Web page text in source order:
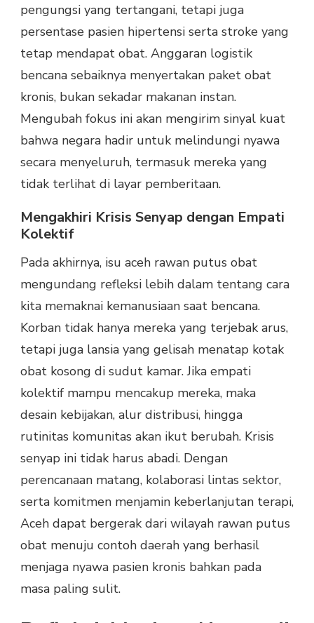
pengungsi yang tertangani, tetapi juga
persentase pasien hipertensi serta stroke yang
tetap mendapat obat. Anggaran logistik
bencana sebaiknya menyertakan paket obat
kronis, bukan sekadar makanan instan.
Mengubah fokus ini akan mengirim sinyal kuat
bahwa negara hadir untuk melindungi nyawa
secara menyeluruh, termasuk mereka yang
tidak terlihat di layar pemberitaan.
Mengakhiri Krisis Senyap dengan Empati
Kolektif
Pada akhirnya, isu aceh rawan putus obat
mengundang refleksi lebih dalam tentang cara
kita memaknai kemanusiaan saat bencana.
Korban tidak hanya mereka yang terjebak arus,
tetapi juga lansia yang gelisah menatap kotak
obat kosong di sudut kamar. Jika empati
kolektif mampu mencakup mereka, maka
desain kebijakan, alur distribusi, hingga
rutinitas komunitas akan ikut berubah. Krisis
senyap ini tidak harus abadi. Dengan
perencanaan matang, kolaborasi lintas sektor,
serta komitmen menjamin keberlanjutan terapi,
Aceh dapat bergerak dari wilayah rawan putus
obat menuju contoh daerah yang berhasil
menjaga nyawa pasien kronis bahkan pada
masa paling sulit.